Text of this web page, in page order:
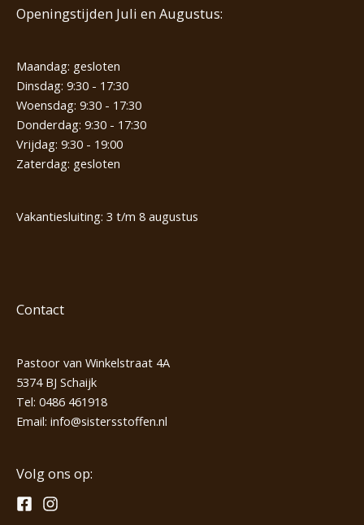
Openingstijden Juli en Augustus:
Maandag: gesloten
Dinsdag: 9:30 - 17:30
Woensdag: 9:30 - 17:30
Donderdag: 9:30 - 17:30
Vrijdag: 9:30 - 19:00
Zaterdag: gesloten
Vakantiesluiting: 3 t/m 8 augustus
Contact
Pastoor van Winkelstraat 4A
5374 BJ Schaijk
Tel: 0486 461918
Email: info@sistersstoffen.nl
Volg ons op: